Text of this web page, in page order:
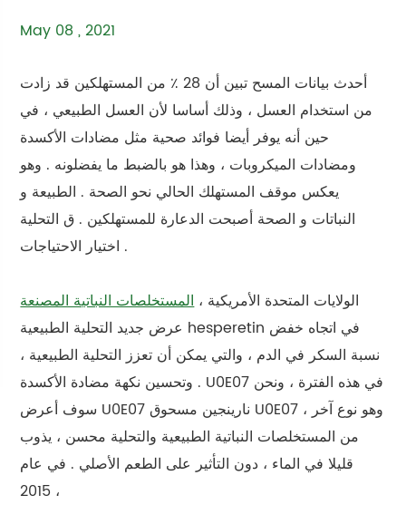
May 08 , 2021
أحدث بيانات المسح تبين أن 28 ٪ من المستهلكين قد زادت
من استخدام العسل ، وذلك أساسا لأن العسل الطبيعي ، في
حين أنه يوفر أيضا فوائد صحية مثل مضادات الأكسدة
ومضادات الميكروبات ، وهذا هو بالضبط ما يفضلونه . وهو
يعكس موقف المستهلك الحالي نحو الصحة . الطبيعة و
النباتات و الصحة أصبحت الدعارة للمستهلكين . ق التحلية
اختيار الاحتياجات .
الولايات المتحدة الأمريكية ،المستخلصات النباتية المصنعة
عرض جديد التحلية الطبيعية hesperetin في اتجاه خفض
نسبة السكر في الدم ، والتي يمكن أن تعزز التحلية الطبيعية ،
وتحسين نكهة مضادة الأكسدة . U0E07 في هذه الفترة ، ونحن
سوف أعرض U0E07 نارينجين مسحوق U0E07 ، وهو نوع آخر
من المستخلصات النباتية الطبيعية والتحلية محسن ، يذوب
قليلا في الماء ، دون التأثير على الطعم الأصلي . في عام
2015 ،